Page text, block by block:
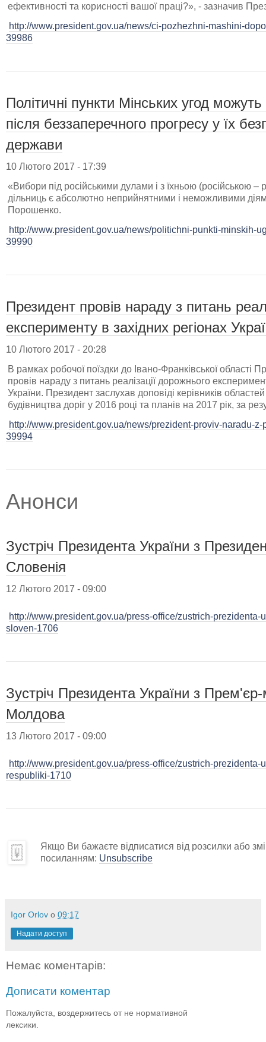
ефективності та корисності вашої праці?», - зазначив
http://www.president.gov.ua/news/ci-pozhezhni-mashini-
39986
Політичні пункти Мінських угод
після беззаперечного прогресу у їх
держави
10 Лютого 2017 - 17:39
«Вибори під російськими дулами і з їхньою (російською
дільниць є абсолютно неприйнятними і неможливими
Порошенко.
http://www.president.gov.ua/news/politichni-punkti-minskih-
39990
Президент провів нараду з питань
експерименту в західних регіонах
10 Лютого 2017 - 20:28
В рамках робочої поїздки до Івано-Франківської
провів нараду з питань реалізації дорожнього
України. Президент заслухав доповіді керівників
будівництва доріг у 2016 році та планів на 2017 рік, за
http://www.president.gov.ua/news/prezident-proviv-naradu-
39994
Анонси
Зустріч Президента України з
Словенія
12 Лютого 2017 - 09:00
http://www.president.gov.ua/press-office/zustrich-
sloven-1706
Зустріч Президента України з Прем'єр-
Молдова
13 Лютого 2017 - 09:00
http://www.president.gov.ua/press-office/zustrich-
respubliki-1710
Якщо Ви бажаєте відписатися від розсилки або
посиланням: Unsubscribe
Igor Orlov о 09:17
Надати доступ
Немає коментарів:
Дописати коментар
Пожалуйста, воздержитесь от не нормативной
лексики.